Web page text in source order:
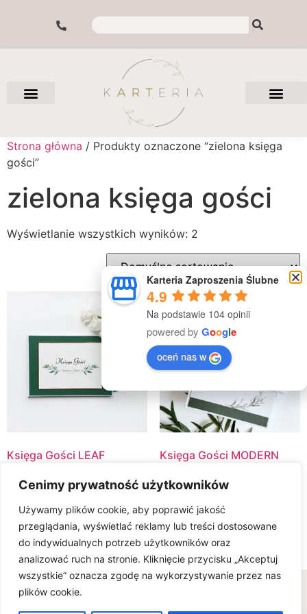
Cenimy prywatność użytkowników
Używamy plików cookie, aby poprawić jakość
przeglądania, wyświetlać reklamy lub treści dostosowane
do indywidualnych potrzeb użytkowników oraz
analizować ruch na stronie. Kliknięcie przycisku „Akceptuj
wszystkie” oznacza zgodę na wykorzystywanie przez nas
plików cookie.
Strona główna / Produkty oznaczone “zielona księga
gości”
zielona księga gości
Wyświetlanie wszystkich wyników: 2
Księga Gości LEAF
Select Options
Księga Gości MODERN
100.00zł
Select Options
Wszelkie prawa zastrzeżone © www.karteria.pl
Karteria Zaproszenia Ślubne
4.9
Na podstawie 104 opinii
powered by Google
oceń nas w